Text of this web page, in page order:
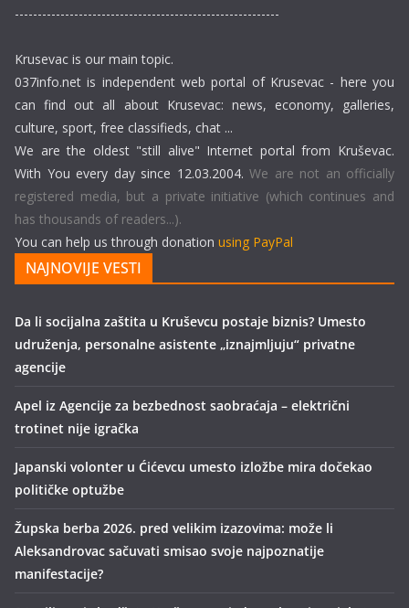
----------------------------------------------------------
Krusevac is our main topic.
037info.net is independent web portal of Krusevac - here you
can find out all about Krusevac: news, economy, galleries,
culture, sport, free classifieds, chat ...
We are the oldest "still alive" Internet portal from Kruševac.
With You every day since 12.03.2004. We are not an officially
registered media, but a private initiative (which continues and
has thousands of readers...).
You can help us through donation using PayPal
NAJNOVIJE VESTI
Da li socijalna zaštita u Kruševcu postaje biznis? Umesto
udruženja, personalne asistente „iznajmljuju“ privatne
agencije
Apel iz Agencije za bezbednost saobraćaja – električni
trotinet nije igračka
Japanski volonter u Ćićevcu umesto izložbe mira dočekao
političke optužbe
Župska berba 2026. pred velikim izazovima: može li
Aleksandrovac sačuvati smisao svoje najpoznatije
manifestacije?